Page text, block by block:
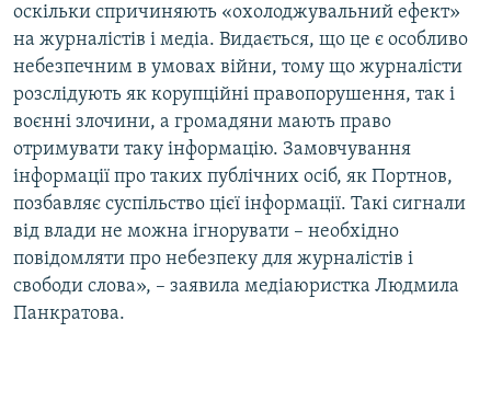
оскільки спричиняють «охолоджувальний ефект»
на журналістів і медіа. Видається, що це є особливо
небезпечним в умовах війни, тому що журналісти
розслідують як корупційні правопорушення, так і
воєнні злочини, а громадяни мають право
отримувати таку інформацію. Замовчування
інформації про таких публічних осіб, як Портнов,
позбавляє суспільство цієї інформації. Такі сигнали
від влади не можна ігнорувати – необхідно
повідомляти про небезпеку для журналістів і
свободи слова», – заявила медіаюристка Людмила
Панкратова.